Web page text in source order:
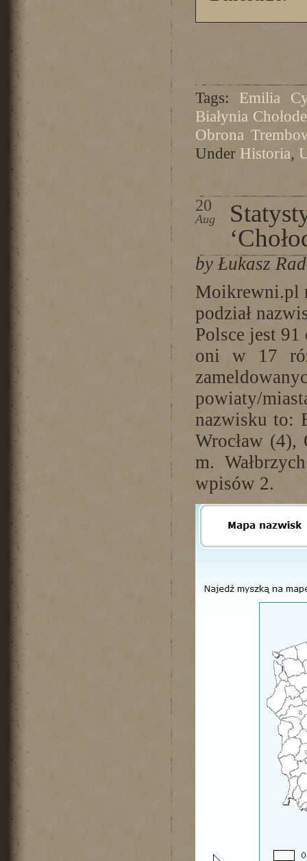
Tags: Emilia
Białynia
Obrona
Under Historia,
20
Aug
by Łukasz
Moikrewni.pl
podział
Polsce jest
oni w 17
powiaty/
nazwisku to:
Wrocław (4),
m.
wpisów 2.